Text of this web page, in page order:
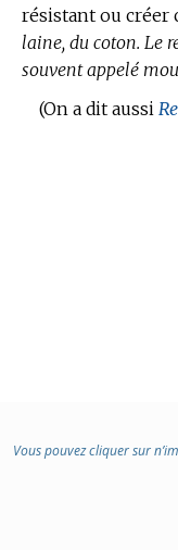
DOMAINE
:
résistant ou créer
laine, du coton. Le
souvent appelé
(On a dit aussi
Vous pouvez cliquer sur